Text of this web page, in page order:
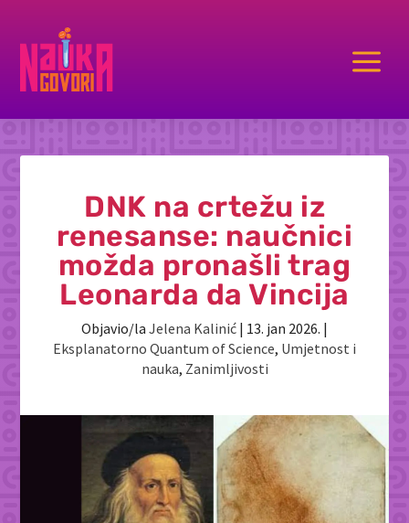
a
DNK na crtežu iz
renesanse: naučnici
možda pronašli trag
Leonarda da Vincija
Objavio/la Jelena Kalinić | 13. jan 2026. |
Eksplanatorno Quantum of Science, Umjetnost i
nauka, Zanimljivosti